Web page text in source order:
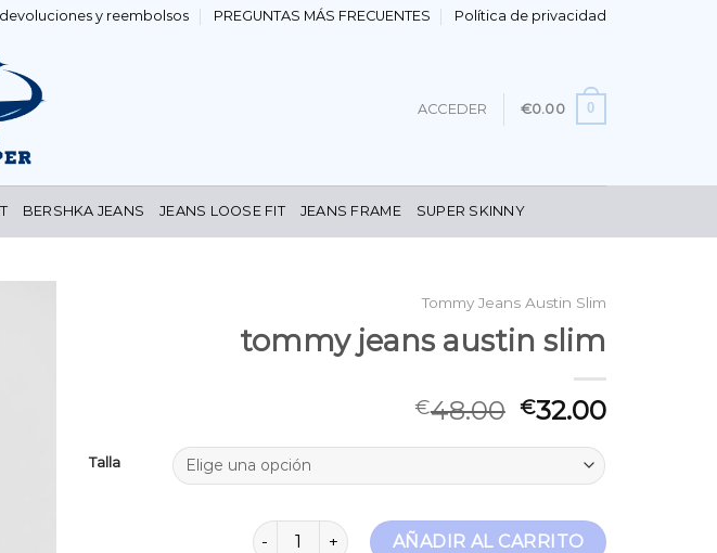
y reembolsos PREGUNTAS MÁS FRECUENTES Política de privacidad
ACCEDER €0.00 0
BERSHKA JEANS JEANS LOOSE FIT JEANS FRAME SUPER SKINNY
Tommy Jeans Austin Slim
tommy jeans austin slim
€48.00 €32.00
Talla
tommy jeans austin slim cantidad
AÑADIR AL CARRITO